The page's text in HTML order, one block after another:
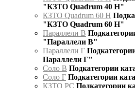
"КЗТО Quadrum 40 H"
КЗТО Quadrum 60 H
"КЗТО Quadrum 60 H"
Параллели В
"Параллели В"
Параллели Г
Параллели Г"
Соло В Подкатегории
Соло Г Подкатегории
КЗТО РС Подкатегории